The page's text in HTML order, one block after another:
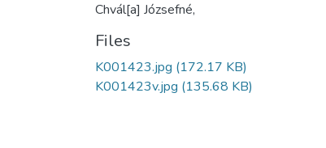
Chvál[a] Józsefné,
Files
K001423.jpg (172.17 KB)
K001423v.jpg (135.68 KB)